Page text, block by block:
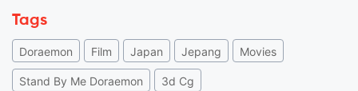
Tags
Doraemon Film Japan Jepang Movies
Stand By Me Doraemon 3d Cg